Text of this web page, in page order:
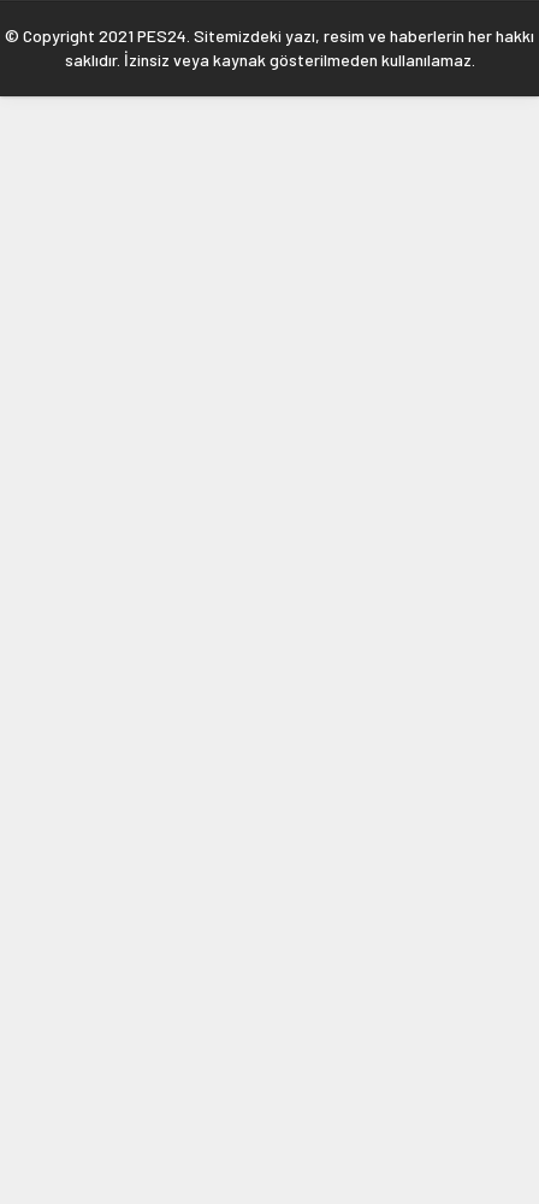
© Copyright 2021 PES24. Sitemizdeki yazı, resim ve haberlerin her hakkı
saklıdır. İzinsiz veya kaynak gösterilmeden kullanılamaz.